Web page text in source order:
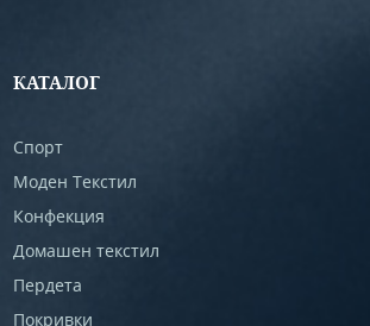
КАТАЛОГ
Спорт
Моден Текстил
Конфекция
Домашен текстил
Пердета
Покривки